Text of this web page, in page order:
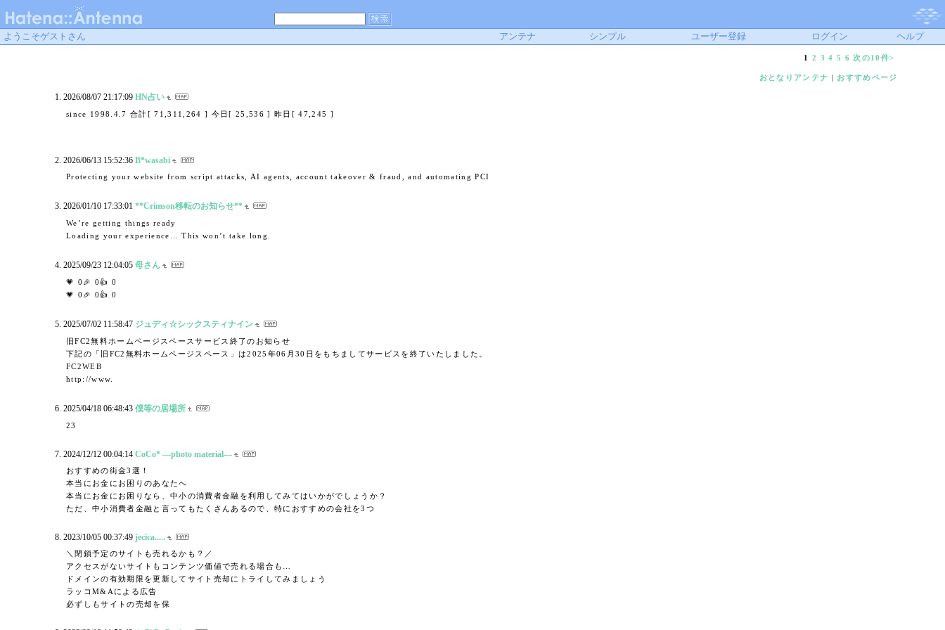
ようこそゲストさん アンテナ シンプル ユーザー登録 ログイン ヘルプ
1 2 3 4 5 6 次の10件>
おとなりアンテナ おすすめページ
2026/08/07 21:17:09 HN占い
since 1998.4.7 合計[ 71,311,264 ] 今日[ 25,536 ] 昨日[ 47,245 ]
2026/06/13 15:52:36 B*wasabi
Protecting your website from script attacks, AI agents, account takeover & fraud, and automating PCI
2026/01/10 17:33:01 **Crimson移転のお知らせ**
We’re getting things ready
Loading your experience… This won’t take long.
2025/09/23 12:04:05 母さん
💗 0🎉 0👍 0
💗 0🎉 0👍 0
2025/07/02 11:58:47 ジュディ☆シックスティナイン
旧FC2無料ホームページスペースサービス終了のお知らせ
下記の「旧FC2無料ホームページスペース」は2025年06月30日をもちましてサービスを終了いたしました。
FC2WEB
http://www.
2025/04/18 06:48:43 僕等の居場所
23
2024/12/12 00:04:14 CoCo* ---photo material---
おすすめの街金3選！
本当にお金にお困りのあなたへ
本当にお金にお困りなら、中小の消費者金融を利用してみてはいかがでしょうか？
ただ、中小消費者金融と言ってもたくさんあるので、特におすすめの会社を3つ
2023/10/05 00:37:49 jecica.....
＼閉鎖予定のサイトも売れるかも？／
アクセスがないサイトもコンテンツ価値で売れる場合も…
ドメインの有効期限を更新してサイト売却にトライしてみましょう
ラッコM&Aによる広告
必ずしもサイトの売却を保